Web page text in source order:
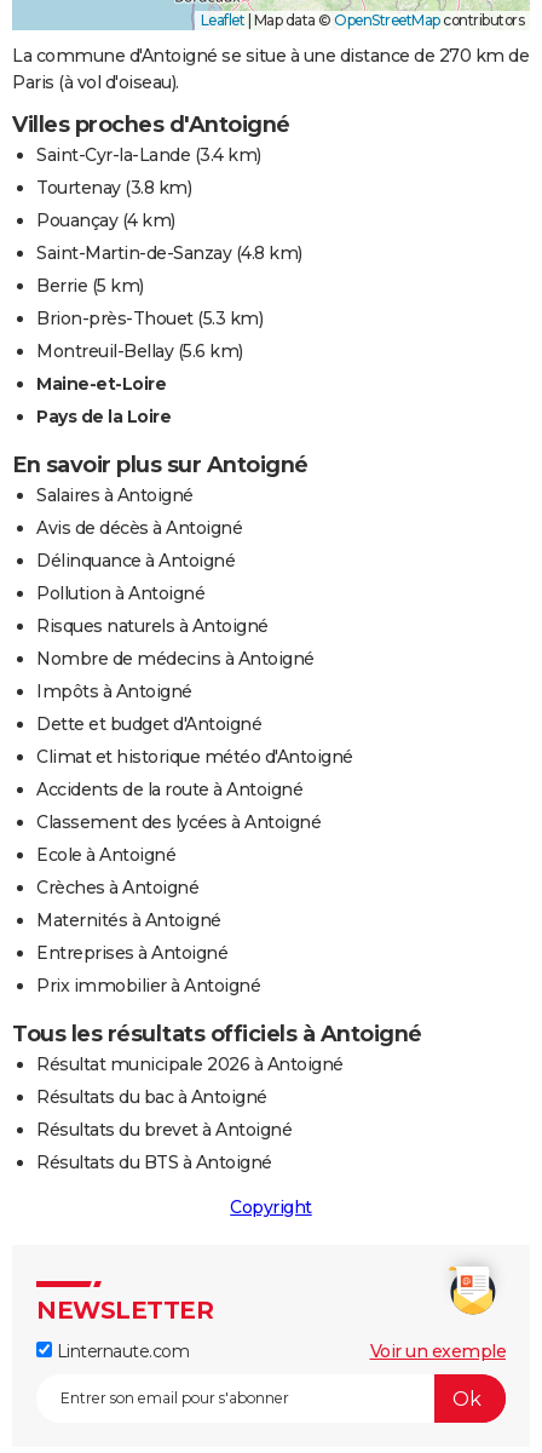
Leaflet Map data © OpenStreetMapcontributors
La commune d'Antoigné se situe à une distance de 270 km de
Paris (à vol d'oiseau).
Villes proches d'Antoigné
Saint-Cyr-la-Lande (3.4 km)
Tourtenay(3.8 km)
Pouançay(4 km)
Saint-Martin-de-Sanzay(4.8 km)
Berrie (5 km)
Brion-près-Thouet(5.3 km)
Montreuil-Bellay(5.6 km)
Maine-et-Loire
Pays de la Loire
En savoir plus sur Antoigné
Salaires à Antoigné
Avis de décès à Antoigné
Délinquance à Antoigné
Pollution à Antoigné
Risques naturels à Antoigné
Nombre de médecins à Antoigné
Impôts à Antoigné
Dette et budget d'Antoigné
Climat et historique météo d'Antoigné
Accidents de la route à Antoigné
Classement des lycées à Antoigné
Ecole à Antoigné
Crèches à Antoigné
Maternités à Antoigné
Entreprises à Antoigné
Prix immobilier à Antoigné
Tous les résultats officiels à Antoigné
Résultat municipale 2026 à Antoigné
Résultats du bac à Antoigné
Résultats du brevet à Antoigné
Résultats du BTS à Antoigné
Copyright
NEWSLETTER
Linternaute.com Voir un exemple